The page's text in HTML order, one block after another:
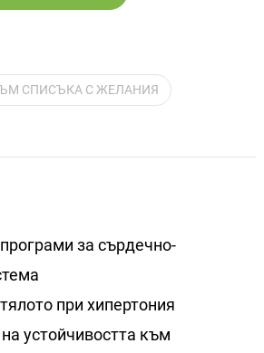
СПИСЪКА С ЖЕЛАНИЯ
за сърдечно-
при хипертония
устойчивостта към